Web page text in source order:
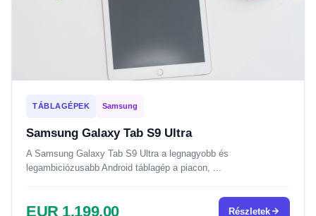
TÁBLAGÉPEK Samsung
Samsung Galaxy Tab S9 Ultra
A Samsung Galaxy Tab S9 Ultra a legnagyobb és
legambiciózusabb Android táblagép a piacon, ...
EUR 1,199.00 Részletek